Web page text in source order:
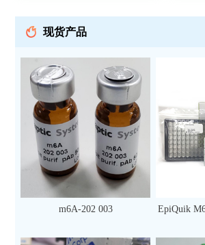
现货产品
m6A-202 003
EpiQuik